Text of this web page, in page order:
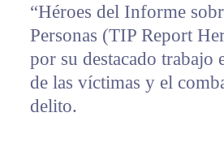
“Héroes del Informe
Personas (TIP Report
por su destacado trabajo
de las víctimas y el
delito.